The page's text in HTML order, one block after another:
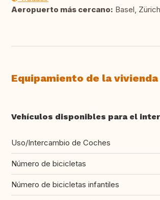
Aeropuerto más cercano: Basel, Zürich
Equipamiento de la vivienda
Vehículos disponibles para el
Uso/Intercambio de Coches
Número de bicicletas
Número de bicicletas infantiles